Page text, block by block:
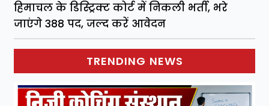
हिमाचल के डिस्ट्रिक्ट कोर्ट में निकली भर्ती, भरे
जाएंगे 388 पद, जल्द करें आवेदन
TRENDING NEWS